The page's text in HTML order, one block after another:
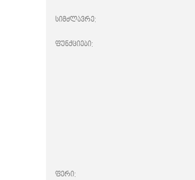
სიმძლავრე:
ფუნქციები:
ფერი: